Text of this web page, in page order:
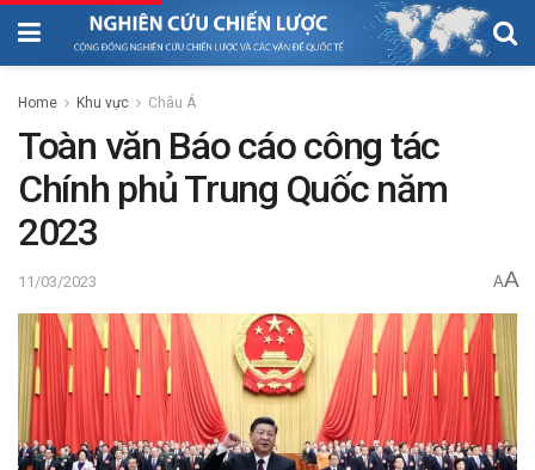
Home Khu vực Châu Á
Toàn văn Báo cáo công tác
Chính phủ Trung Quốc năm
2023
11/03/2023 AA